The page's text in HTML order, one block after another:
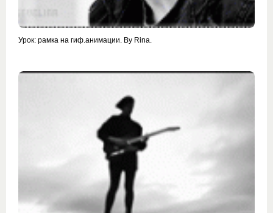
Урок: рамка на гиф.анимации. By Rina.